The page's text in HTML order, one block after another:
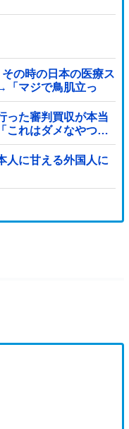
の時の日本の医療ス
「マジで鳥肌立っ
いと」「あんな状況
係者も同じように行
った審判買収が本当
これはダメなやつ…
人に甘える外国人に